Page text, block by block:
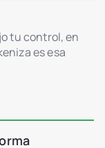
tu control, en
es esa